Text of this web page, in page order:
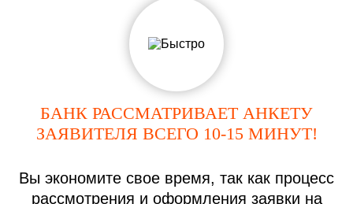
БАНК РАССМАТРИВАЕТ АНКЕТУ
ЗАЯВИТЕЛЯ ВСЕГО 10-15 МИНУТ!
Вы экономите свое время, так как процесс
рассмотрения и оформления заявки на